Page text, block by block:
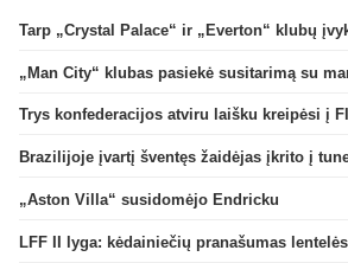
Trys konfederacijos atviru laišku kreipėsi į
„Aston Villa“ susidomėjo Endricku
LFF II lyga: kėdainiečių pranašumas